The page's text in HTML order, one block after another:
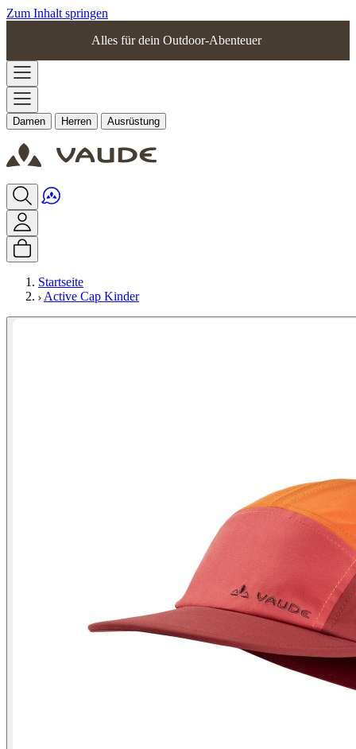
Zum Inhalt springen
Alles für dein Outdoor-Abenteuer
Damen Herren Ausrüstung
Startseite
Active Cap Kinder